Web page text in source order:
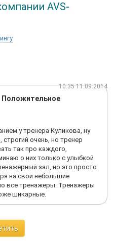
AVS-
10:35 11.09.2014
Положительное
у тренера Куликова, ну
очень, но тренер
так про каждого,
о них только с улыбкой
зал, но это просто
на свои небольшие
все тренажеры. Тренажеры
шикарные.